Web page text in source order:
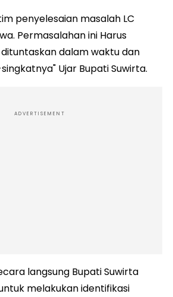
penyelesaian masalah LC
Permasalahan ini Harus
dalam waktu dan
Ujar Bupati Suwirta.
ADVERTISEMENT
langsung Bupati Suwirta
melakukan identifikasi